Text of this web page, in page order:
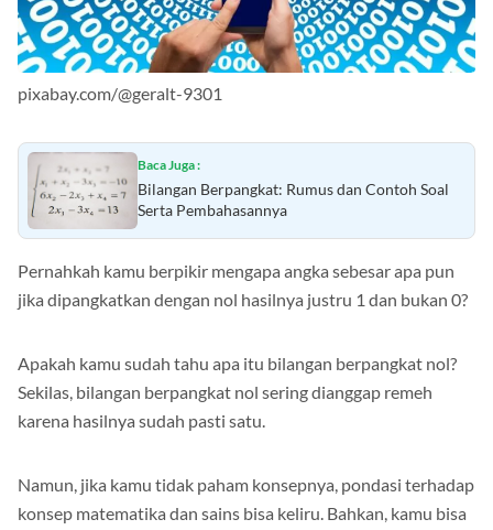
pixabay.com/@geralt-9301
Baca Juga :
Bilangan Berpangkat: Rumus dan Contoh Soal
Serta Pembahasannya
Pernahkah kamu berpikir mengapa angka sebesar apa pun
jika dipangkatkan dengan nol hasilnya justru 1 dan bukan 0?
Apakah kamu sudah tahu apa itu bilangan berpangkat nol?
Sekilas, bilangan berpangkat nol sering dianggap remeh
karena hasilnya sudah pasti satu.
Namun, jika kamu tidak paham konsepnya, pondasi terhadap
konsep matematika dan sains bisa keliru. Bahkan, kamu bisa